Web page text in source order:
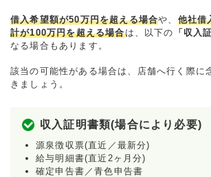
借入希望額が50万円を超える場合や、 他社借
計が100万円を超える場合は、以下の 「収入
なる場合もあります。
該当の可能性がある場合は、店舗へ行く際に
きましょう。
収入証明書類(場合により必要)
源泉徴収票(直近／最新分)
給与明細書(直近2ヶ月分)
確定申告書／青色申告書